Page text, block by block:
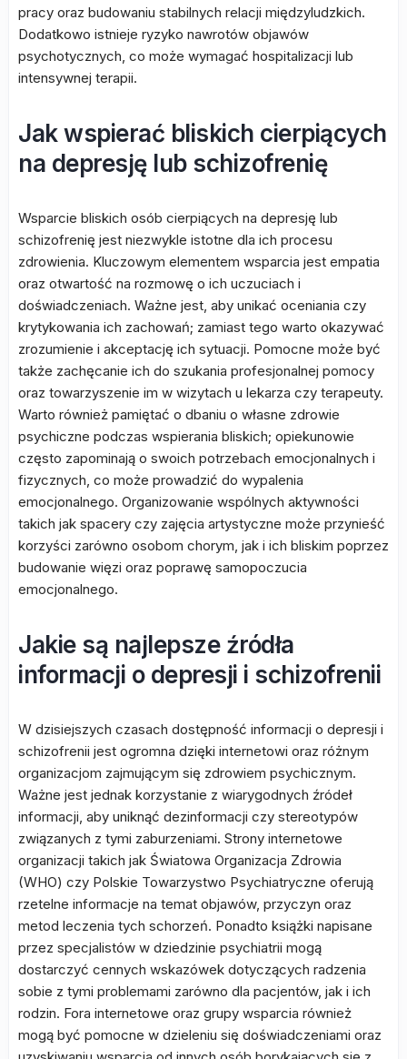
pracy oraz budowaniu stabilnych relacji międzyludzkich.
Dodatkowo istnieje ryzyko nawrotów objawów
psychotycznych, co może wymagać hospitalizacji lub
intensywnej terapii.
Jak wspierać bliskich cierpiących
na depresję lub schizofrenię
Wsparcie bliskich osób cierpiących na depresję lub
schizofrenię jest niezwykle istotne dla ich procesu
zdrowienia. Kluczowym elementem wsparcia jest empatia
oraz otwartość na rozmowę o ich uczuciach i
doświadczeniach. Ważne jest, aby unikać oceniania czy
krytykowania ich zachowań; zamiast tego warto okazywać
zrozumienie i akceptację ich sytuacji. Pomocne może być
także zachęcanie ich do szukania profesjonalnej pomocy
oraz towarzyszenie im w wizytach u lekarza czy terapeuty.
Warto również pamiętać o dbaniu o własne zdrowie
psychiczne podczas wspierania bliskich; opiekunowie
często zapominają o swoich potrzebach emocjonalnych i
fizycznych, co może prowadzić do wypalenia
emocjonalnego. Organizowanie wspólnych aktywności
takich jak spacery czy zajęcia artystyczne może przynieść
korzyści zarówno osobom chorym, jak i ich bliskim poprzez
budowanie więzi oraz poprawę samopoczucia
emocjonalnego.
Jakie są najlepsze źródła
informacji o depresji i schizofrenii
W dzisiejszych czasach dostępność informacji o depresji i
schizofrenii jest ogromna dzięki internetowi oraz różnym
organizacjom zajmującym się zdrowiem psychicznym.
Ważne jest jednak korzystanie z wiarygodnych źródeł
informacji, aby uniknąć dezinformacji czy stereotypów
związanych z tymi zaburzeniami. Strony internetowe
organizacji takich jak Światowa Organizacja Zdrowia
(WHO) czy Polskie Towarzystwo Psychiatryczne oferują
rzetelne informacje na temat objawów, przyczyn oraz
metod leczenia tych schorzeń. Ponadto książki napisane
przez specjalistów w dziedzinie psychiatrii mogą
dostarczyć cennych wskazówek dotyczących radzenia
sobie z tymi problemami zarówno dla pacjentów, jak i ich
rodzin. Fora internetowe oraz grupy wsparcia również
mogą być pomocne w dzieleniu się doświadczeniami oraz